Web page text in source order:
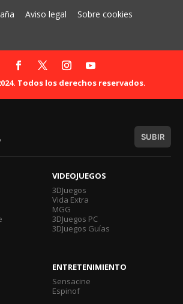
Aviso legal Sobre cookies
Todos los derechos reservados.
SUBIR
VIDEOJUEGOS
3DJuegos
Vida Extra
MGG
3DJuegos PC
3DJuegos Guías
ENTRETENIMIENTO
Sensacine
Espinof